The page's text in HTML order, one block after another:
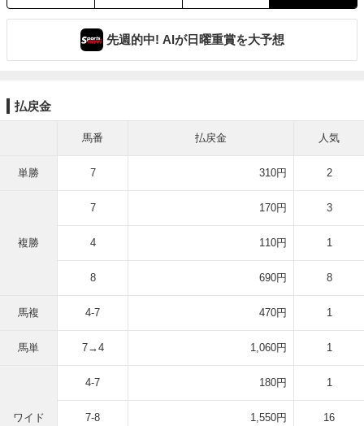
先週的中! AIが日曜重賞を大予想
払戻金
馬番 払戻金 人気
単勝 7 310円 2
複勝
7 170円 3
4 110円 1
8 690円 8
馬複 4-7 470円 1
馬単 7→4 1,060円 1
ワイド
4-7 180円 1
7-8 1,550円 16